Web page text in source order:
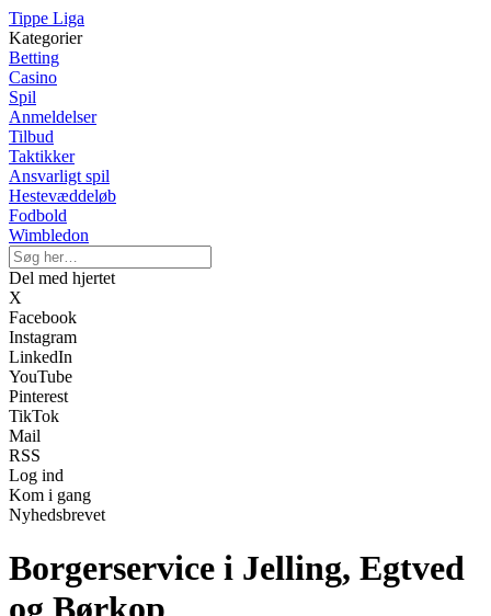
Tippe Liga
Kategorier
Betting
Casino
Spil
Anmeldelser
Tilbud
Taktikker
Ansvarligt spil
Hestevæddeløb
Fodbold
Wimbledon
Del med hjertet
X
Facebook
Instagram
LinkedIn
YouTube
Pinterest
TikTok
Mail
RSS
Log ind
Kom i gang
Nyhedsbrevet
Borgerservice i Jelling, Egtved